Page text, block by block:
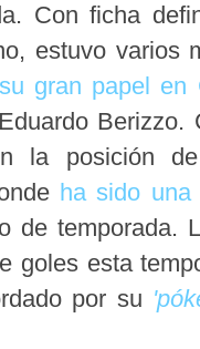
Con ficha
estuvo varios
su gran papel en
Berizzo.
la posición
ha sido
de temporada.
goles esta
por su